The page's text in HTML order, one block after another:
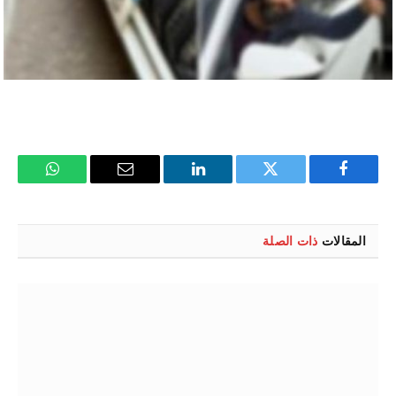
فيسبوك تويتر لينكدإن
البريد
واتساب
المقالات ذات الصلة